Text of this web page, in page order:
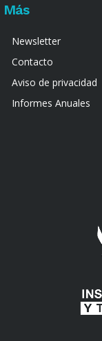
Más
Newsletter
Contacto
Aviso de privacidad
Informes Anuales